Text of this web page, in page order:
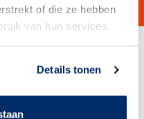
of die ze hebben
van hun services.
Details tonen
en desinfectiesystemen.